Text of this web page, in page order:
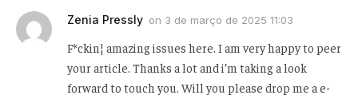
Zenia Pressly on 3 de março de 2025 11:03
F*ckin¦ amazing issues here. I am very happy to peer
your article. Thanks a lot and i’m taking a look
forward to touch you. Will you please drop me a e-